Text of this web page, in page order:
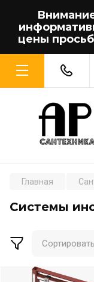
цены
Главная
Системы